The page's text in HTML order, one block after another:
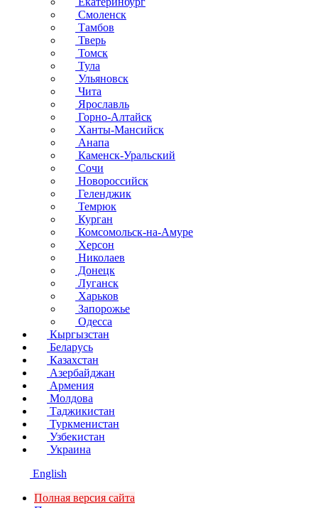
Смоленск
Тамбов
Тверь
Томск
Тула
Ульяновск
Чита
Ярославль
Горно-Алтайск
Ханты-Мансийск
Анапа
Каменск-Уральский
Сочи
Новороссийск
Геленджик
Темрюк
Курган
Комсомольск-на-Амуре
Херсон
Николаев
Донецк
Луганск
Харьков
Запорожье
Одесса
Кыргызстан
Беларусь
Казахстан
Азербайджан
Армения
Молдова
Таджикистан
Туркменистан
Узбекистан
Украина
English
Полная версия сайта